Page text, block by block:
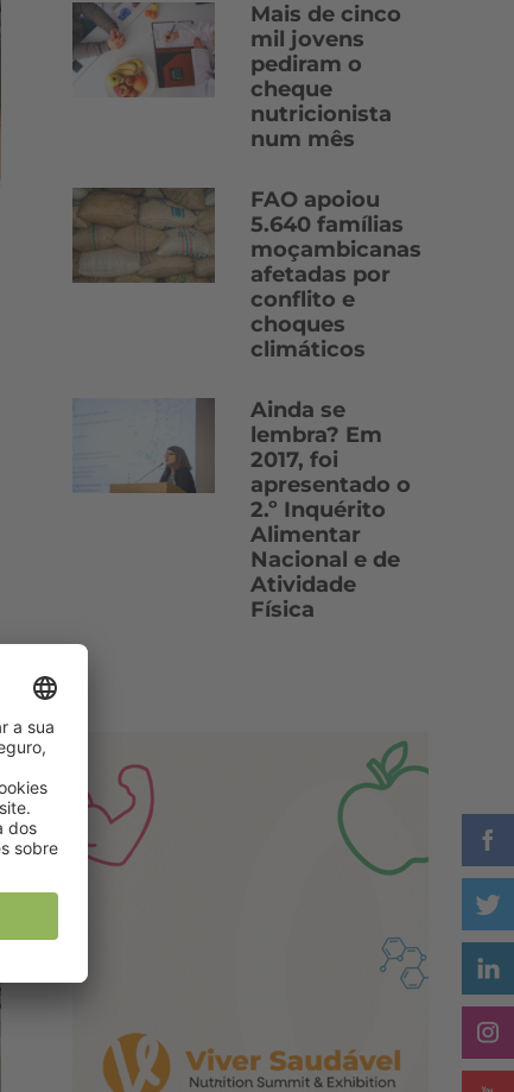
Mais de cinco
mil jovens
pediram o
cheque
nutricionista
num mês
FAO apoiou
5.640 famílias
moçambicanas
afetadas por
conflito e
choques
climáticos
Ainda se
lembra? Em
2017, foi
apresentado o
2.º Inquérito
Alimentar
Nacional e de
Atividade
Física